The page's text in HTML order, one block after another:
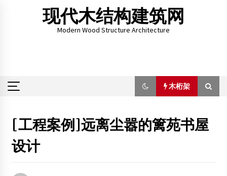
现代木结构建筑网
Modern Wood Structure Architecture
木桁架
《木结构建筑墙面用木挂板》行标启动会召开
2012年11月6日
[工程案例]远离尘嚣的篱苑书屋
设计